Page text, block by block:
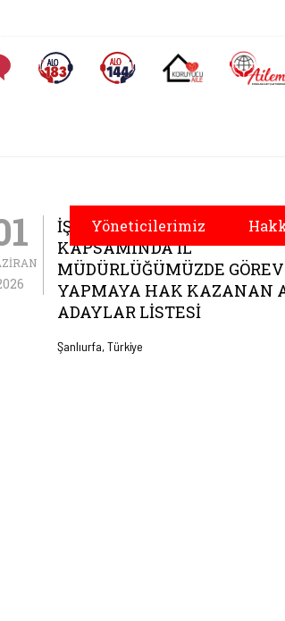
Sıkça Sorulan SorularAlo 183 (yeni sekmede açılır)Alo 144 (yeni sekmede açılır)
Koruyucu Aile
Yöneticilerimiz
İŞ GÜCÜ UYUM PROGRAMI
KAPSAMINDA İL
MÜDÜRLÜĞÜMÜZDE GÖREV
YAPMAYA HAK KAZANAN
ADAYLAR LISTESI
Şanlıurfa, Türkiye